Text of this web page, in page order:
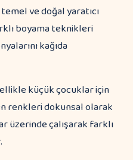
ve doğal yaratıcı
boyama teknikleri
kağıda
küçük çocuklar için
renkleri dokunsal olarak
üzerinde çalışarak farklı